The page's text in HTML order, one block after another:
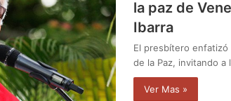
la paz de
Ibarra
El presbítero
de la Paz, invitando
Ver Mas »